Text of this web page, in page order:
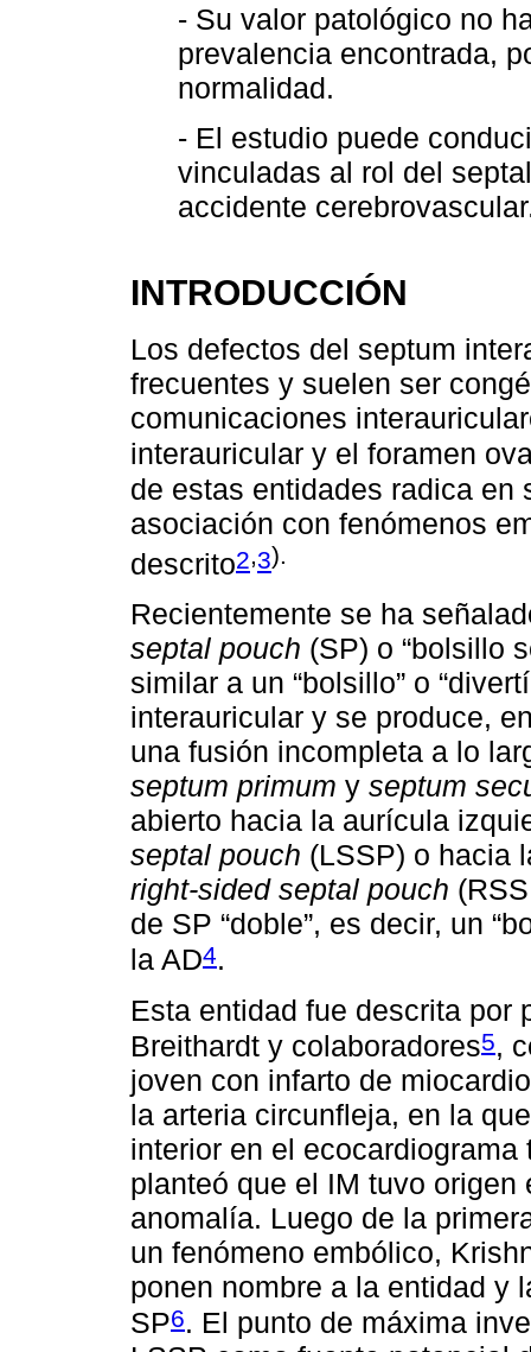
- Su valor patológico no
prevalencia encontrada,
normalidad.
- El estudio puede
vinculadas al rol del
accidente
INTRODUCCIÓN
Los defectos del septum
frecuentes y suelen ser
comunicaciones
interauricular y el foramen
de estas entidades radica
asociación con fenómenos
descrito2 3).
Recientemente se ha
septal pouch (SP) o “bolsillo
similar a un “bolsillo” o
interauricular y se produce,
una fusión incompleta a lo
septum primum y septum
abierto hacia la aurícula
septal pouch (LSSP) o hacia
right-sided septal pouch
de SP “doble”, es decir, un
la AD4.
Esta entidad fue descrita por
Breithardt y colaboradores5,
joven con infarto de
la arteria circunfleja, en la
interior en el
planteó que el IM tuvo
anomalía. Luego de la
un fenómeno embólico,
ponen nombre a la entidad y
SP6. El punto de máxima